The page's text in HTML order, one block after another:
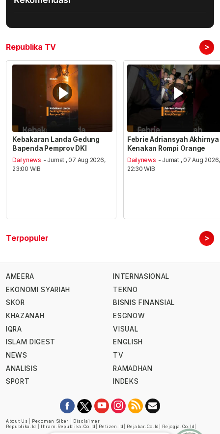
Republika TV >
Kebakaran Landa Gedung
Bapenda Pemprov DKI
Dailynews - Jumat , 07 Aug 2026,
23:00 WIB
Febrie Adriansyah Akhirnya
Kenakan Rompi Orange
Dailynews - Jumat , 07 Aug 2026,
22:30 WIB
Terpopuler >
AMEERA
EKONOMI SYARIAH
SKOR
KHAZANAH
IQRA
ISLAM DIGEST
NEWS
ANALISIS
SPORT
INTERNASIONAL
TEKNO
BISNIS FINANSIAL
ESGNOW
VISUAL
ENGLISH
TV
RAMADHAN
INDEKS
About Us Pedoman Siber
Disclaimer
Republika.id
Ihram.republika.co.id Retizen.id Rejabar.co.id Rejogja.co.id